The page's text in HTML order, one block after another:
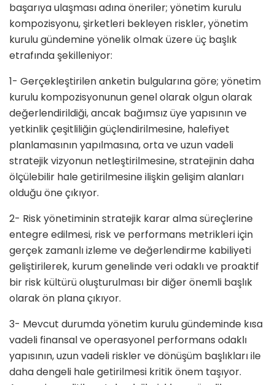
başarıya ulaşması adına öneriler; yönetim kurulu
kompozisyonu, şirketleri bekleyen riskler, yönetim
kurulu gündemine yönelik olmak üzere üç başlık
etrafında şekilleniyor:
1- Gerçekleştirilen anketin bulgularına göre; yönetim
kurulu kompozisyonunun genel olarak olgun olarak
değerlendirildiği, ancak bağımsız üye yapısının ve
yetkinlik çeşitliliğin güçlendirilmesine, halefiyet
planlamasının yapılmasına, orta ve uzun vadeli
stratejik vizyonun netleştirilmesine, stratejinin daha
ölçülebilir hale getirilmesine ilişkin gelişim alanları
olduğu öne çıkıyor.
2- Risk yönetiminin stratejik karar alma süreçlerine
entegre edilmesi, risk ve performans metrikleri için
gerçek zamanlı izleme ve değerlendirme kabiliyeti
geliştirilerek, kurum genelinde veri odaklı ve proaktif
bir risk kültürü oluşturulması bir diğer önemli başlık
olarak ön plana çıkıyor.
3- Mevcut durumda yönetim kurulu gündeminde kısa
vadeli finansal ve operasyonel performans odaklı
yapısının, uzun vadeli riskler ve dönüşüm başlıkları ile
daha dengeli hale getirilmesi kritik önem taşıyor.